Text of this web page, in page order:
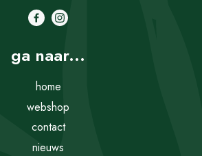
ga naar...
home
webshop
contact
nieuws